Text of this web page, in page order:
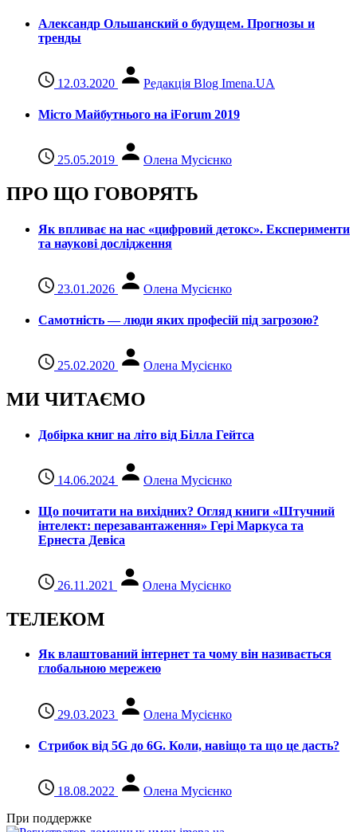
Александр Ольшанский о будущем. Прогнозы и
тренды
12.03.2020 Редакція Blog Imena.UA
Місто Майбутнього на iForum 2019
25.05.2019 Олена Мусієнко
ПРО ЩО ГОВОРЯТЬ
Як впливає на нас «цифровий детокс». Експерименти
та наукові дослідження
23.01.2026 Олена Мусієнко
Самотність — люди яких професій під загрозою?
25.02.2020 Олена Мусієнко
МИ ЧИТАЄМО
Добірка книг на літо від Білла Гейтса
14.06.2024 Олена Мусієнко
Що почитати на вихідних? Огляд книги «Штучний
інтелект: перезавантаження» Гері Маркуса та
Ернеста Девіса
26.11.2021 Олена Мусієнко
ТЕЛЕКОМ
Як влаштований інтернет та чому він називається
глобальною мережею
29.03.2023 Олена Мусієнко
Стрибок від 5G до 6G. Коли, навіщо та що це даcть?
18.08.2022
Олена Мусієнко
При поддержке